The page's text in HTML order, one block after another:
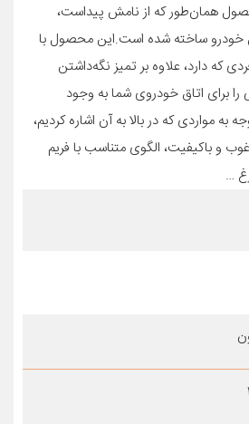
محصول همان‌طور که از نامش پیداست،
خودرو ساخته شده است.این محصول با
که دارد، علاوه بر تمیز نگه‌داشتن
را برای اتاق خودروی شما به وجود
مواردی که در بالا به آن اشاره کردیم،
و باکیفیت، الگوی متناسب با فریم
…